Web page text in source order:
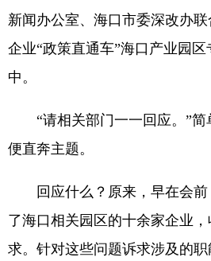
新闻办公室、海口市委深改办
企业“政策直通车”海口产业园
中。
“请相关部门一一回应。”简
便直奔主题。
回应什么？原来，早在会前
了海口相关园区的十余家企业
求。针对这些问题诉求涉及的